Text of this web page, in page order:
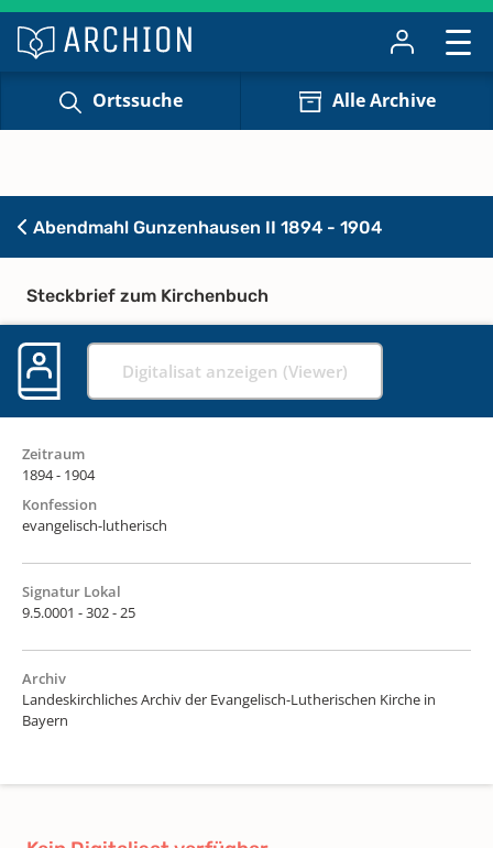
Ortssuche Alle Archive
Abendmahl Gunzenhausen II 1894 - 1904
Steckbrief zum Kirchenbuch
Digitalisat anzeigen (Viewer)
Zeitraum
1894 - 1904
Konfession
evangelisch-lutherisch
Signatur Lokal
9.5.0001 - 302 - 25
Archiv
Landeskirchliches Archiv der Evangelisch-Lutherischen Kirche in
Bayern